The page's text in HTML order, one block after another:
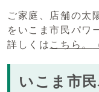
ご家庭、店舗の太
をいこま市民パワ
詳しくは こちら。
いこま市